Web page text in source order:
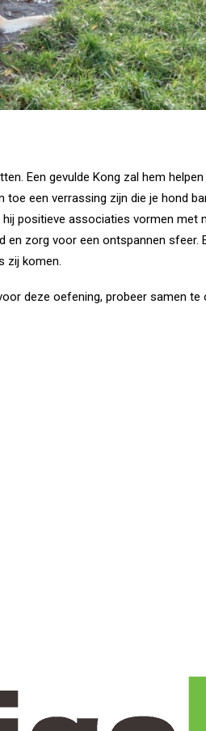
Een gevulde Kong zal hem
een verrassing zijn die je hond
positieve associaties vormen
zorg voor een ontspannen
zij komen.
deze oefening, probeer samen te